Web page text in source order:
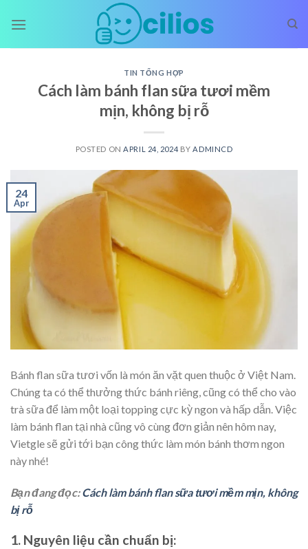
TIN TỔNG HỢP
Cách làm bánh flan sữa tươi mềm
mịn, không bị rỗ
POSTED ON APRIL 24, 2024 BY ADMINCD
24
Apr
Bánh flan sữa tươi vốn là món ăn vặt quen thuộc ở Việt Nam.
Chúng ta có thể thưởng thức bánh riêng, cũng có thể cho vào
trà sữa để làm một loại topping cực kỳ ngon và hấp dẫn. Việc
làm bánh flan tại nhà cũng vô cùng đơn giản nên hôm nay,
Vietgle sẽ gửi tới bạn công thức làm món bánh thơm ngon
này nhé!
Bạn đang đọc:Cách làm bánh flan sữa tươi mềm mịn, không
bị rỗ
1. Nguyên liệu cần chuẩn bị: